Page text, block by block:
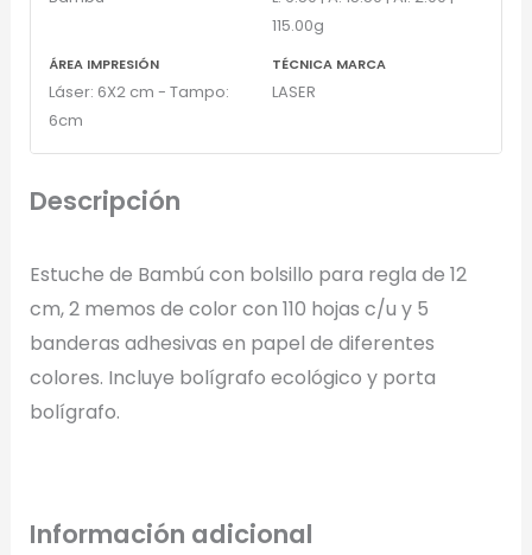
con IA
Arrastra y suelta tu logotipo aquí
Formatos: PNG, JPG, SVG (Max. 5MB). Se recomienda fondo
transparente.
Selecciona el estilo de marcado:
115.00g
ÁREA IMPRESIÓN
Láser: 6X2 cm - Tampo:
6cm
TÉCNICA MARCA
LASER
Descripción
Estuche de Bambú con bolsillo para regla de 12
cm, 2 memos de color con 110 hojas c/u y 5
banderas adhesivas en papel de diferentes
colores. Incluye bolígrafo ecológico y porta
bolígrafo.
Información adicional